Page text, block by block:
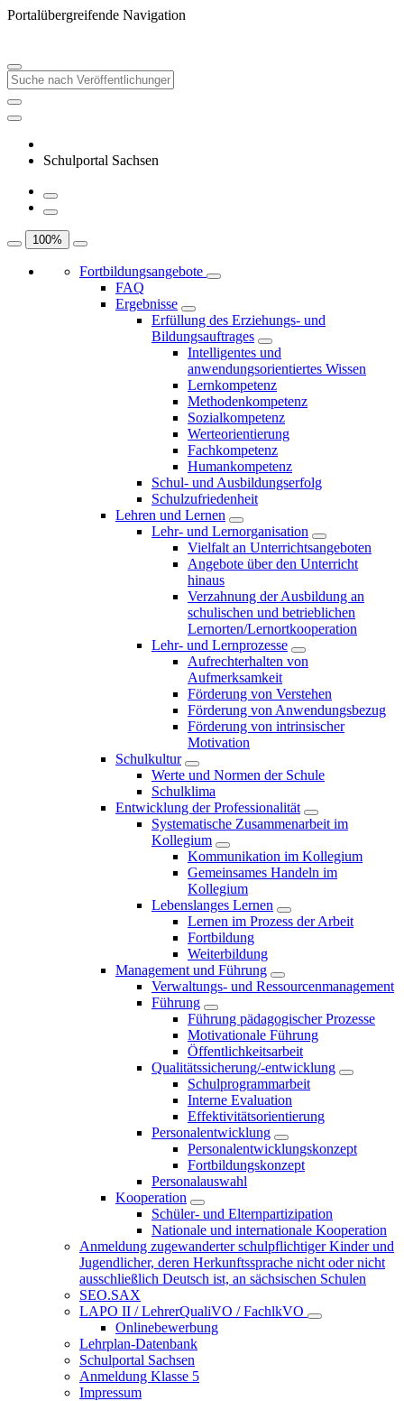
Portalübergreifende Navigation
Schulportal Sachsen
100%
Fortbildungsangebote
FAQ
Ergebnisse
Erfüllung des Erziehungs- und
Bildungsauftrages
Intelligentes und
anwendungsorientiertes Wissen
Lernkompetenz
Methodenkompetenz
Sozialkompetenz
Werteorientierung
Fachkompetenz
Humankompetenz
Schul- und Ausbildungserfolg
Schulzufriedenheit
Lehren und Lernen
Lehr- und Lernorganisation
Vielfalt an Unterrichtsangeboten
Angebote über den Unterricht
hinaus
Verzahnung der Ausbildung an
schulischen und betrieblichen
Lernorten/Lernortkooperation
Lehr- und Lernprozesse
Aufrechterhalten von
Aufmerksamkeit
Förderung von Verstehen
Förderung von Anwendungsbezug
Förderung von intrinsischer
Motivation
Schulkultur
Werte und Normen der Schule
Schulklima
Entwicklung der Professionalität
Systematische Zusammenarbeit im
Kollegium
Kommunikation im Kollegium
Gemeinsames Handeln im
Kollegium
Lebenslanges Lernen
Lernen im Prozess der Arbeit
Fortbildung
Weiterbildung
Management und Führung
Verwaltungs- und Ressourcenmanagement
Führung
Führung pädagogischer Prozesse
Motivationale Führung
Öffentlichkeitsarbeit
Qualitätssicherung/-entwicklung
Schulprogrammarbeit
Interne Evaluation
Effektivitätsorientierung
Personalentwicklung
Personalentwicklungskonzept
Fortbildungskonzept
Personalauswahl
Kooperation
Schüler- und Elternpartizipation
Nationale und internationale Kooperation
Anmeldung zugewanderter schulpflichtiger Kinder und
Jugendlicher, deren Herkunftssprache nicht oder nicht
ausschließlich Deutsch ist, an sächsischen Schulen
SEO.SAX
LAPO II / LehrerQualiVO / FachlkVO
Onlinebewerbung
Lehrplan-Datenbank
Schulportal Sachsen
Anmeldung Klasse 5
Impressum